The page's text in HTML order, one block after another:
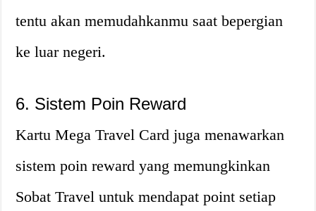
tentu akan memudahkanmu saat bepergian
ke luar negeri.
6. Sistem Poin Reward
Kartu Mega Travel Card juga menawarkan
sistem poin reward yang memungkinkan
Sobat Travel untuk mendapat point setiap